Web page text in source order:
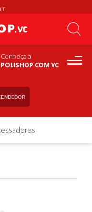
Conheça a
POLISHOP COM VC